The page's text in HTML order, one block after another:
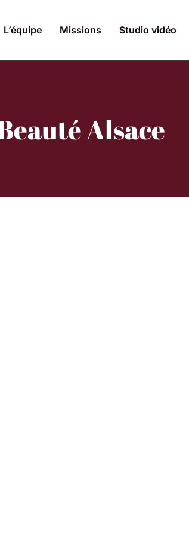
L’équipe Missions Studio vidéo
Alsace